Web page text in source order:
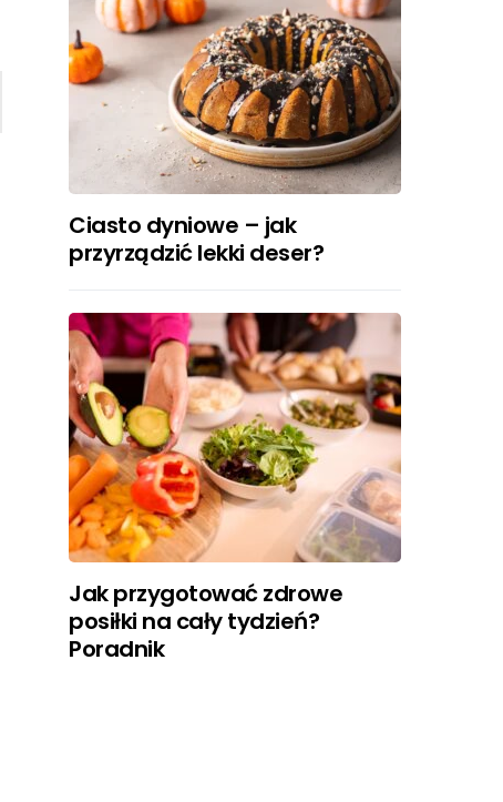
Ciasto dyniowe – jak
przyrządzić lekki deser?
Jak przygotować zdrowe
posiłki na cały tydzień?
Poradnik